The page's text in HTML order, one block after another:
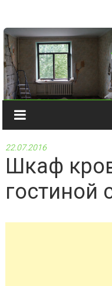
22.07.2016
Шкаф
гостиной